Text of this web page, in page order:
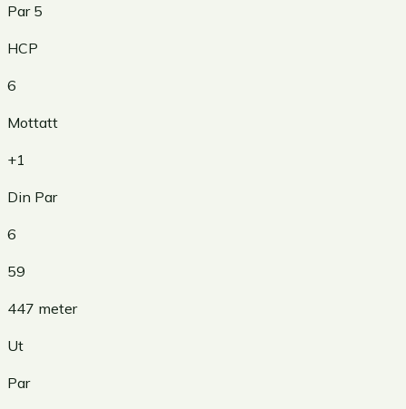
Par 5
HCP
6
Mottatt
+1
Din Par
6
59
447 meter
Ut
Par